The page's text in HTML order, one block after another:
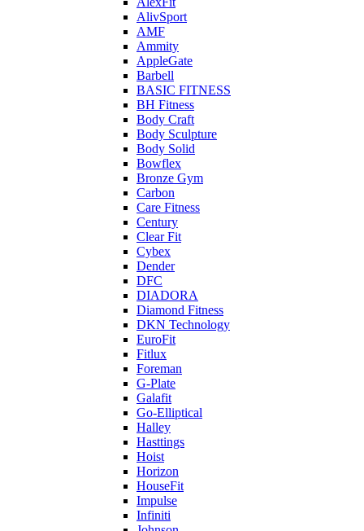
AlivSport
AMF
Ammity
AppleGate
Barbell
BASIC FITNESS
BH Fitness
Body Craft
Body Sculpture
Body Solid
Bowflex
Bronze Gym
Carbon
Care Fitness
Century
Clear Fit
Cybex
Dender
DFC
DIADORA
Diamond Fitness
DKN Technology
EuroFit
Fitlux
Foreman
G-Plate
Galafit
Go-Elliptical
Halley
Hasttings
Hoist
Horizon
HouseFit
Impulse
Infiniti